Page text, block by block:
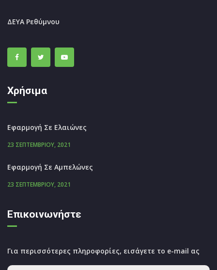
ΔΕΥΑ Ρεθύμνου
Χρήσιμα
Εφαρμογή Σε Ελαιώνες
23 ΣΕΠΤΕΜΒΡΊΟΥ, 2021
Εφαρμογή Σε Αμπελώνες
23 ΣΕΠΤΕΜΒΡΊΟΥ, 2021
Επικοινωνήστε
Για περισσότερες πληροφορίες, εισάγετε το e-mail ας